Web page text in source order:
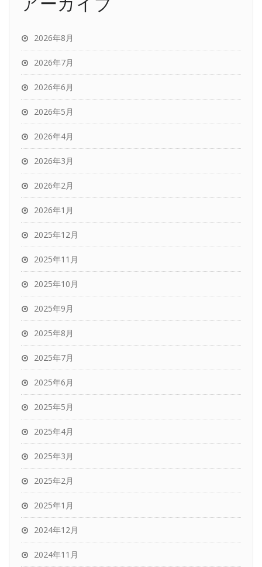
2026年8月
2026年7月
2026年6月
2026年5月
2026年4月
2026年3月
2026年2月
2026年1月
2025年12月
2025年11月
2025年10月
2025年9月
2025年8月
2025年7月
2025年6月
2025年5月
2025年4月
2025年3月
2025年2月
2025年1月
2024年12月
2024年11月